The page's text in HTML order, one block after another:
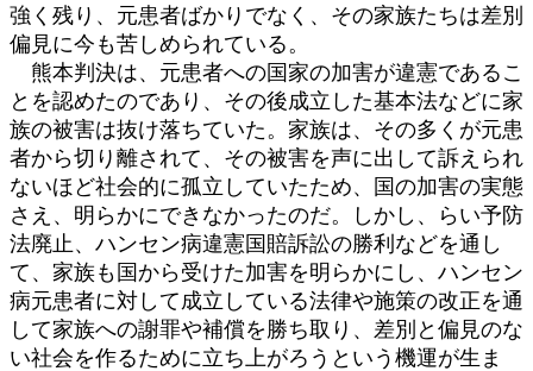
強く残り、元患者ばかりでなく、その家族たちは差別
偏見に今も苦しめられている。
熊本判決は、元患者への国家の加害が違憲であるこ
とを認めたのであり、その後成立した基本法などに家
族の被害は抜け落ちていた。家族は、その多くが元患
者から切り離されて、その被害を声に出して訴えられ
ないほど社会的に孤立していたため、国の加害の実態
さえ、明らかにできなかったのだ。しかし、らい予防
法廃止、ハンセン病違憲国賠訴訟の勝利などを通し
て、家族も国から受けた加害を明らかにし、ハンセン
病元患者に対して成立している法律や施策の改正を通
して家族への謝罪や補償を勝ち取り、差別と偏見のな
い社会を作るために立ち上がろうという機運が生ま